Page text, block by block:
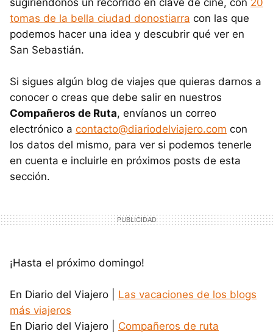
tomas de la bella ciudad donostiarra con las que
podemos hacer una idea y descubrir qué ver en
San Sebastián.
Si sigues algún blog de viajes que quieras darnos a
conocer o creas que debe salir en nuestros
Compañeros de Ruta, envíanos un correo
electrónico a contacto@diariodelviajero.com con
los datos del mismo, para ver si podemos tenerle
en cuenta e incluirle en próximos posts de esta
sección.
¡Hasta el próximo domingo!
En Diario del Viajero | Las vacaciones de los blogs
más viajeros
En Diario del Viajero | Compañeros de ruta